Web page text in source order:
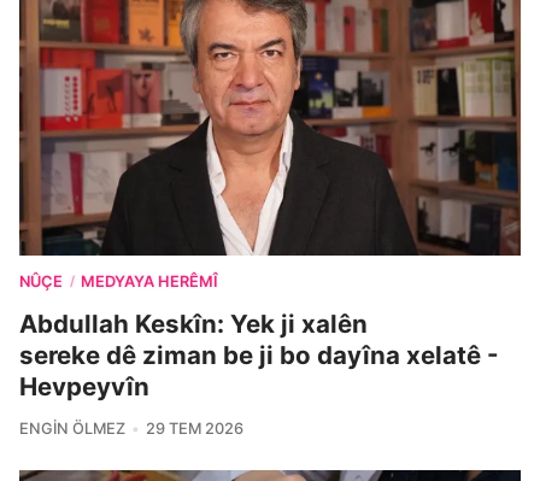
NÛÇE / MEDYAYA HERÊMÎ
Abdullah Keskîn: Yek ji xalên
sereke dê ziman be ji bo dayîna xelatê -
Hevpeyvîn
ENGIN ÖLMEZ 29 TEM 2026